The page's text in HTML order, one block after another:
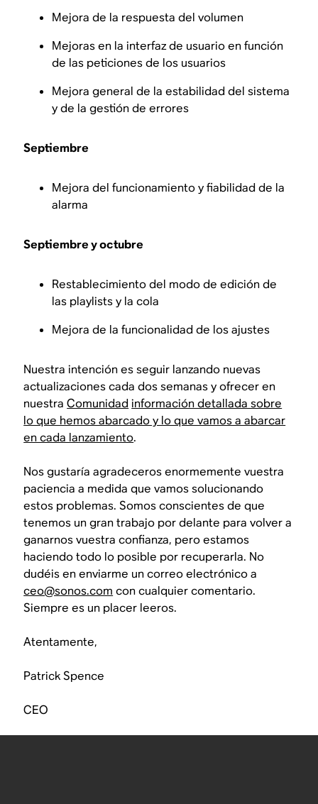
Mejora de la respuesta del volumen
Mejoras en la interfaz de usuario en función
de las peticiones de los usuarios
Mejora general de la estabilidad del sistema
y de la gestión de errores
Septiembre
Mejora del funcionamiento y fiabilidad de la
alarma
Septiembre y octubre
Restablecimiento del modo de edición de
las playlists y la cola
Mejora de la funcionalidad de los ajustes
Nuestra intención es seguir lanzando nuevas
actualizaciones cada dos semanas y ofrecer en
nuestraComunidad información detallada sobre
lo que hemos abarcado y lo que vamos a abarcar
en cada lanzamiento.
Nos gustaría agradeceros enormemente vuestra
paciencia a medida que vamos solucionando
estos problemas. Somos conscientes de que
tenemos un gran trabajo por delante para volver a
ganarnos vuestra confianza, pero estamos
haciendo todo lo posible por recuperarla. No
dudéis en enviarme un correo electrónico a
ceo@sonos.com con cualquier comentario.
Siempre es un placer leeros.
Atentamente,
Patrick Spence
CEO